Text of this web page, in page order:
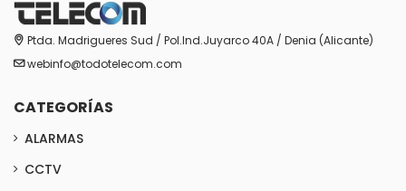
Ptda. Madrigueres Sud / Pol.Ind.Juyarco 40A / Denia (Alicante)
webinfo@todotelecom.com
CATEGORÍAS
ALARMAS
CCTV